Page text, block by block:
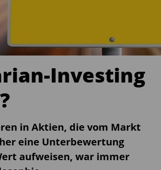
Investing
in Aktien, die vom Markt
eine Unterbewertung
aufweisen, war immer